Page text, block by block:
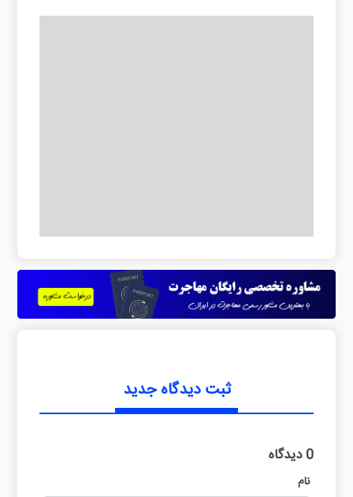
ثبت دیدگاه جدید
0 دیدگاه
نام